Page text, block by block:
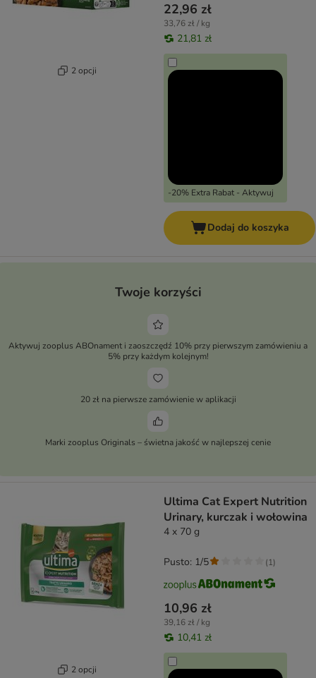
2 opcji
22,96 zł
33,76 zł / kg
21,81 zł
-20% Extra Rabat - Aktywuj
Dodaj do koszyka
Twoje korzyści
Aktywuj zooplus ABOnament i zaoszczędź 10% przy pierwszym zamówieniu a
5% przy każdym kolejnym!
20 zł na pierwsze zamówienie w aplikacji
Marki zooplus Originals – świetna jakość w najlepszej cenie
2 opcji
Ultima Cat Expert Nutrition
Urinary, kurczak i wołowina
4 x 70 g
10,96 zł
39,16 zł / kg
10,41 zł
Pusto: 1/5 (1)